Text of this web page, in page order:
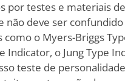
por testes e materiais
não deve ser
como o Myers-Briggs
Indicator, o Jung Type
teste de